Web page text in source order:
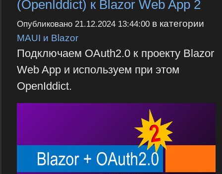
(OpenIddict) к Blazor Web App 2
Опубликовано 21.12.2024 13:44:00в категории
MAUI и Blazor
Подключаем OAuth2.0 к проекту Blazor
Web App и используем при этом
OpenIddict.